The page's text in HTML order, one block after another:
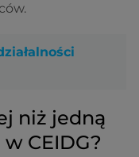
niż jedną
CEIDG?